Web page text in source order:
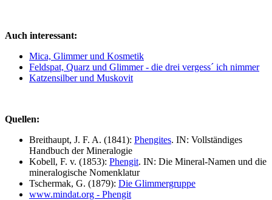
Auch interessant:
Mica, Glimmer und Kosmetik
Feldspat, Quarz und Glimmer - die drei vergess´ ich nimmer
Katzensilber und Muskovit
Quellen:
Breithaupt, J. F. A. (1841): Phengites. IN: Vollständiges
Handbuch der Mineralogie
Kobell, F. v. (1853): Phengit. IN: Die Mineral-Namen und die
mineralogische Nomenklatur
Tschermak, G. (1879): Die Glimmergruppe
www.mindat.org - Phengit